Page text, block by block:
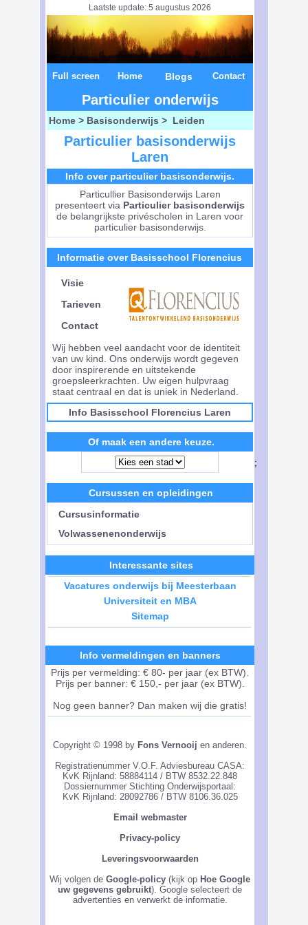
Laatste update: 5 augustus 2026
Full screen Home Blogs Contact
Particulier onderwijs
Home > Basisonderwijs > Leiden
Particulier basisonderwijs
Laren
Info over particulier basisonderwijs.
Particullier Basisonderwijs Laren
presenteert via Particulier basisonderwijs
de belangrijkste privéscholen in Laren voor
particulier basisonderwijs.
Informatie over Basisschool Florencius
Visie
Tarieven
Contact
Wij hebben veel aandacht voor de identiteit
van uw kind. Ons onderwijs wordt gegeven
door inspirerende en uitstekende
groepsleerkrachten. Uw eigen hulpvraag
staat centraal en dat is uniek in Nederland.
Info Basisschool Florencius Laren
Of maak een andere keuze.
Cursussen en opleidingen
Cursusinformatie
Volwassenenonderwijs
Interessante sites
Vacatures onderwijs bij Meesterbaan
Universiteit en MBA
Sitemap
Info vermeldingen en banners
Prijs per vermelding: € 80- per jaar (ex BTW).
Prijs per banner: € 150,- per jaar (ex BTW).
Nog geen banner? Dan maken wij die gratis!
Copyright © 1998 by Fons Vernooij en anderen.
Registratienummer V.O.F. Adviesbureau CASA:
KvK Rijnland: 58884114 / BTW 8532.22.848
Dossiernummer Stichting Onderwijsportaal:
KvK Rijnland: 28092786 / BTW 8106.36.025
Email webmaster
Privacy-policy
Leveringsvoorwaarden
Wij volgen de Google-policy (kijk op Hoe Google
uw gegevens gebruikt). Google selecteert de
advertenties en verwerkt de informatie.
;